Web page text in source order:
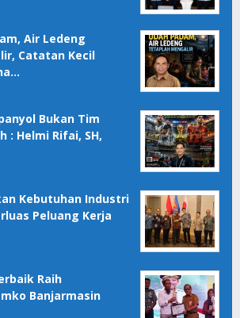
Air Ledeng
Catatan Kecil
Bukan Tim
: Helmi Rifai, SH,
Kebutuhan Industri
Peluang Kerja
Raih
Banjarmasin